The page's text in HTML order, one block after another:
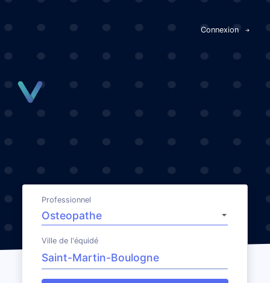
Connexion
Professionnel
Ville de l'équidé